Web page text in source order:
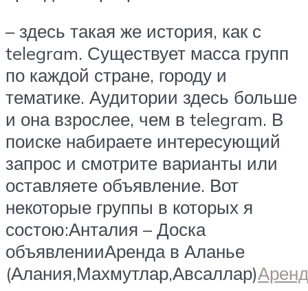
– здесь такая же история, как с
telegram. Существует масса групп
по каждой стране, городу и
тематике. Аудитории здесь больше
и она взрослее, чем в telegram. В
поиске набираете интересующий
запрос и смотрите варианты или
оставляете объявление. Вот
некоторые группы в которых я
состою:Анталия – Доска
объявленииАренда в Аланье
(Алания,Махмутлар,Авсаллар)